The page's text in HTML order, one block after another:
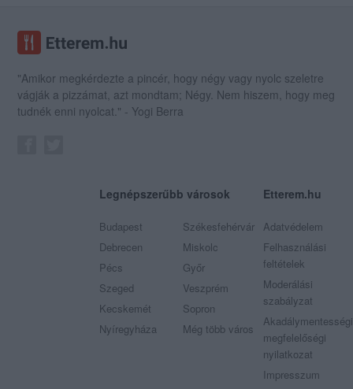
"Amikor megkérdezte a pincér, hogy négy vagy nyolc szeletre
vágják a pizzámat, azt mondtam; Négy. Nem hiszem, hogy meg
tudnék enni nyolcat." - Yogi Berra
Legnépszerűbb városok
Budapest
Debrecen
Pécs
Szeged
Kecskemét
Nyíregyháza
Székesfehérvár
Miskolc
Győr
Veszprém
Sopron
Még több város
Etterem.hu
Adatvédelem
Felhasználási
feltételek
Moderálási
szabályzat
Akadálymentességi
megfelelőségi
nyilatkozat
Impresszum